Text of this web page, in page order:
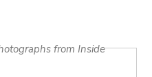
from Inside